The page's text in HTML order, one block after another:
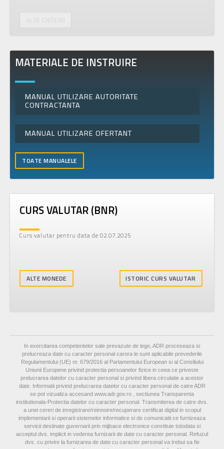
ALTE CRITERII
MATERIALE DE INSTRUIRE
MANUAL UTILIZARE AUTORITATE
CONTRACTANTA
MANUAL UTILIZARE OFERTANT
TOATE MANUALELE
CURS VALUTAR (BNR)
Curs valutar pentru data de 02.07.2025
ALTE MONEDE ISTORIC CURS VALUTAR
In exercitarea competentelor sale prevazute de lege, ADR proceseaza si
prelucreaza date cu caracter personal carora le sunt aplicabile prevederile
Regulamentului (UE) nr. 679/2016 al Parlamentului European si al Consiliului
Uniunii Europene privind protectia persoanelor fizice in ceea ce priveste
prelucrarea datelor cu caracter personal si privind libera circulatie a acestor
date. Informatii privind prelucrarea datelor cu caracter personal de catre ADR
se pot vizualiza accesand www.adr.gov.ro , sectiunea Transparenta
institutionala-Protectia datelor cu caracter personal. Transmiterea de catre dvs.
a unei cereri de inregistrare/reinnoire/recuperare certificat digital in scopul
implementarii si operarii sistemelor informatice si de comunicatii ce furnizeaza
servicii destinate guvernarii prin mijloace electronice constituie totodata si
acceptul dvs. implicit in vederea furnizarii de date cu caracter personal. Refuzul
dvs. cu privire la furnizarea de date cu caracter personal va trebui sa fie